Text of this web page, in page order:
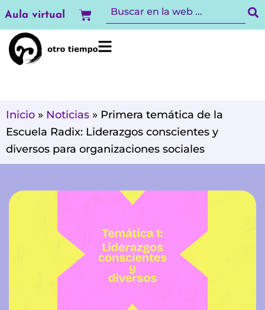
al
contenido
Aula virtual Carrito
Inicio » Noticias » Primera temática de la
Escuela Radix: Liderazgos conscientes y
diversos para organizaciones sociales